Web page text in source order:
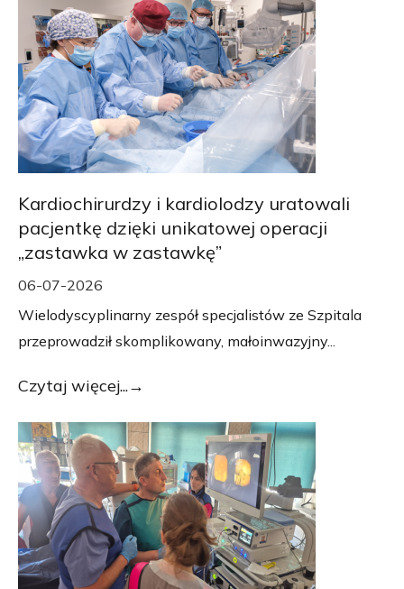
Kardiochirurdzy i kardiolodzy uratowali
pacjentkę dzięki unikatowej operacji
„zastawka w zastawkę”
06-07-2026
Wielodyscyplinarny zespół specjalistów ze Szpitala
przeprowadził skomplikowany, małoinwazyjny...
Czytaj więcej...